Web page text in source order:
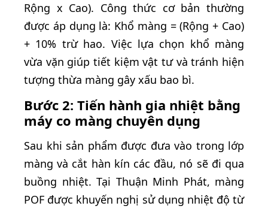
Rộng x Cao). Công thức cơ bản thường
được áp dụng là: Khổ màng = (Rộng + Cao)
+ 10% trừ hao. Việc lựa chọn khổ màng
vừa vặn giúp tiết kiệm vật tư và tránh hiện
tượng thừa màng gây xấu bao bì.
Bước 2: Tiến hành gia nhiệt bằng
máy co màng chuyên dụng
Sau khi sản phẩm được đưa vào trong lớp
màng và cắt hàn kín các đầu, nó sẽ đi qua
buồng nhiệt. Tại Thuận Minh Phát, màng
POF được khuyến nghị sử dụng nhiệt độ từ